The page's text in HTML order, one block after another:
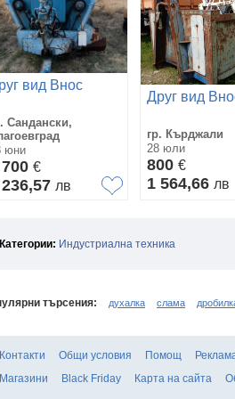
вид Внос
Сандански,
юни
€
лв
Друг вид
гр. Кърджали
28 юли
800 €
1 564,66 лв
Категории: Индустриална техника
търсения: духалка слама
Контакти Общи условия Помощ
Магазини
Black Friday Карта на сайта